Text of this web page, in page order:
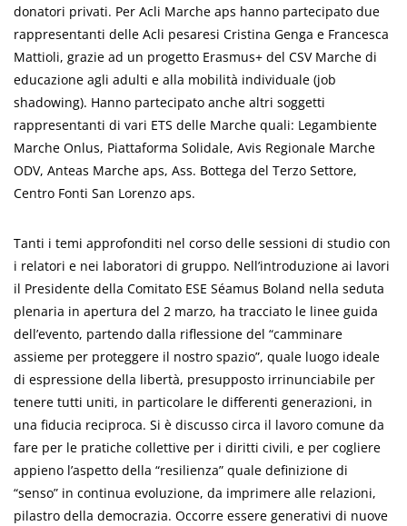
donatori privati. Per Acli Marche aps hanno partecipato due
rappresentanti delle Acli pesaresi Cristina Genga e Francesca
Mattioli, grazie ad un progetto Erasmus+ del CSV Marche di
educazione agli adulti e alla mobilità individuale (job
shadowing). Hanno partecipato anche altri soggetti
rappresentanti di vari ETS delle Marche quali: Legambiente
Marche Onlus, Piattaforma Solidale, Avis Regionale Marche
ODV, Anteas Marche aps, Ass. Bottega del Terzo Settore,
Centro Fonti San Lorenzo aps.
Tanti i temi approfonditi nel corso delle sessioni di studio con
i relatori e nei laboratori di gruppo. Nell’introduzione ai lavori
il Presidente della Comitato ESE Séamus Boland nella seduta
plenaria in apertura del 2 marzo, ha tracciato le linee guida
dell’evento, partendo dalla riflessione del “camminare
assieme per proteggere il nostro spazio”, quale luogo ideale
di espressione della libertà, presupposto irrinunciabile per
tenere tutti uniti, in particolare le differenti generazioni, in
una fiducia reciproca. Si è discusso circa il lavoro comune da
fare per le pratiche collettive per i diritti civili, e per cogliere
appieno l’aspetto della “resilienza” quale definizione di
“senso” in continua evoluzione, da imprimere alle relazioni,
pilastro della democrazia. Occorre essere generativi di nuove